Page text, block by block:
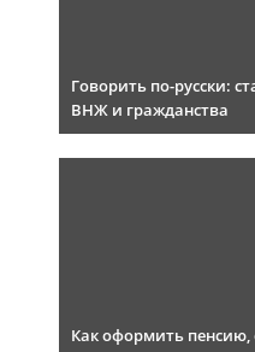
Говорить по-русски:
ВНЖ и гражданства
Как оформить пенсию,